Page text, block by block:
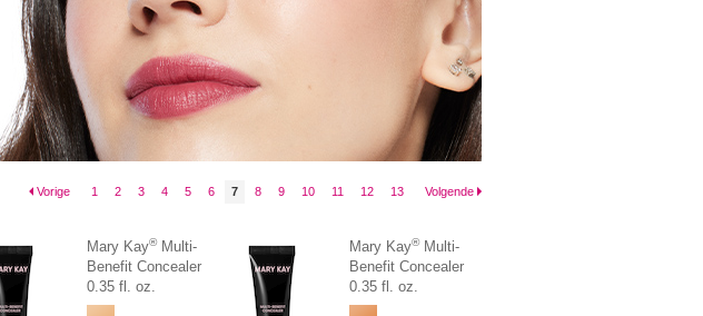
Vorige 1 2 3 4 5 6 7 8 9 10 11 12 13 Volgende
Mary Kay®Multi-
Benefit Concealer
0.35 fl. oz.
Mary Kay®Multi-
Benefit Concealer
0.35 fl. oz.